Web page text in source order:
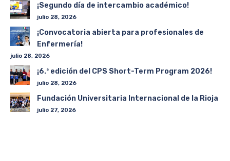
¡Segundo día de intercambio académico!
julio 28, 2026
¡Convocatoria abierta para profesionales de
Enfermería!
julio 28, 2026
¡6.ª edición del CPS Short-Term Program 2026!
julio 28, 2026
Fundación Universitaria Internacional de la Rioja
julio 27, 2026